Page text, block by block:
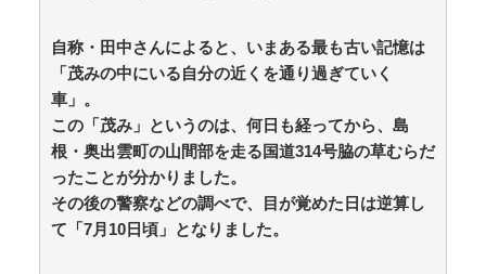
う吐と下痢が止まらない」 / 5chまとめMAP(総合) NEW!
(8/9 05:31)
【悲報】大阪府、愛知県にGDPを抜かれ3位に転落。
維新と万博で潤ってるはずじゃ… / おまとめアンテナ
NEW!
(8/9 03:23)
友人「子供の頃、誕生日とクリスマスとお年玉を一緒
にされて本当に嫌だった！」と毎年愚痴ってたのに……
結婚式と入籍を誕生日と同じ日に決定！←いや、毎年の
愚痴は何だったんだよ！？ / おまとめアンテナ
自称・田中さんによると、いまある最も古い記憶は
「茂みの中にいる自分の近くを通り過ぎていく
車」。
この「茂み」というのは、何日も経ってから、島
根・奥出雲町の山間部を走る国道314号脇の草むらだ
ったことが分かりました。
その後の警察などの調べで、目が覚めた日は逆算し
て「7月10日頃」となりました。